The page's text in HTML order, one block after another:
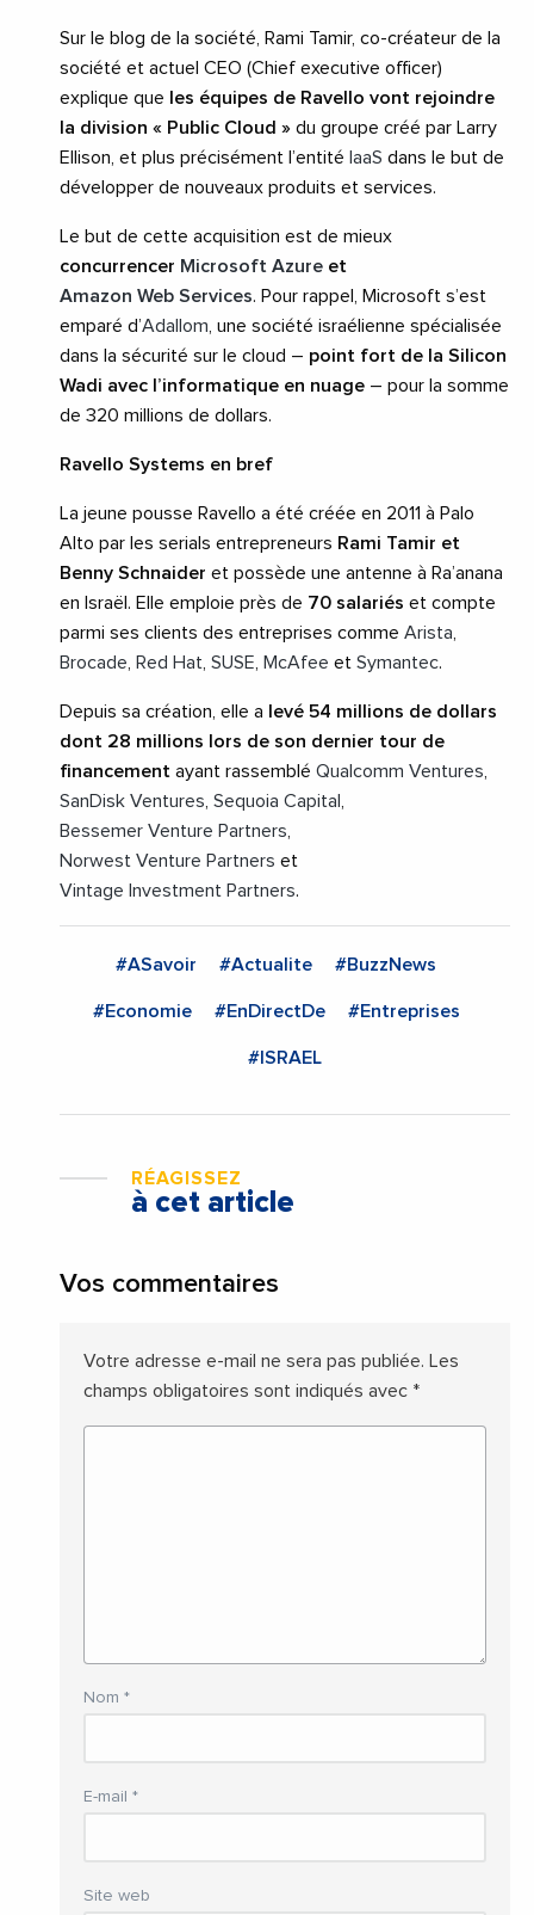
Sur le blog de la société, Rami Tamir, co-créateur de la
société et actuel CEO (Chief executive officer)
explique que
les équipes de Ravello vont rejoindre
la division « Public Cloud » du groupe créé par Larry
Ellison, et plus précisément l’entité IaaS dans le but de
développer de nouveaux produits et services.
Le but de cette acquisition est de mieux
concurrencer Microsoft Azure et
Amazon Web Services. Pour rappel, Microsoft s’est
emparé d’Adallom , une société israélienne spécialisée
dans la sécurité sur le cloud – point fort de la Silicon
Wadi avec l’informatique en nuage – pour la somme
de 320 millions de dollars.
Ravello Systems en bref
La jeune pousse Ravello a été créée en 2011 à Palo
Alto par les serials entrepreneurs Rami Tamir et
Benny Schnaider et possède une antenne à Ra’anana
en Israël. Elle emploie près de 70 salariés et compte
parmi ses clients des entreprises comme Arista
Brocade
Red Hat SUSE McAfee et Symantec.
Depuis sa création, elle a
levé 54 millions de dollars
dont 28 millions lors de son dernier tour de
financement ayant rassemblé Qualcomm Ventures
SanDisk Ventures Sequoia Capital
Bessemer Venture Partners
Norwest Venture Partners et
Vintage Investment Partners.
#ASavoir #Actualite #BuzzNews
#Economie #EnDirectDe #Entreprises
#ISRAEL
RÉAGISSEZ
à cet article
Vos commentaires
Votre adresse e-mail ne sera pas publiée. Les
champs obligatoires sont indiqués avec *
Nom *
E-mail *
Site web